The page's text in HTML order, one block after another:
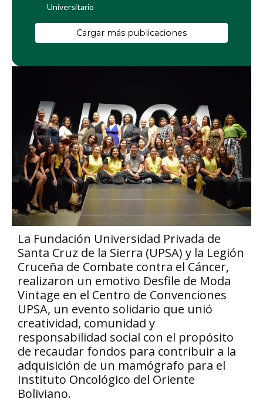
La Fundación Universidad Privada de
Santa Cruz de la Sierra (UPSA) y la Legión
Cruceña de Combate contra el Cáncer,
realizaron un emotivo Desfile de Moda
Vintage en el Centro de Convenciones
UPSA, un evento solidario que unió
creatividad, comunidad y
responsabilidad social con el propósito
de recaudar fondos para contribuir a la
adquisición de un mamógrafo para el
Instituto Oncológico del Oriente
Boliviano.
Universitario
Cargar más publicaciones